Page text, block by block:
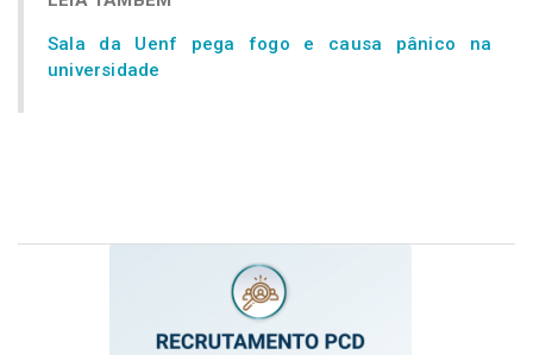
Sala da Uenf pega fogo e causa pânico na
universidade